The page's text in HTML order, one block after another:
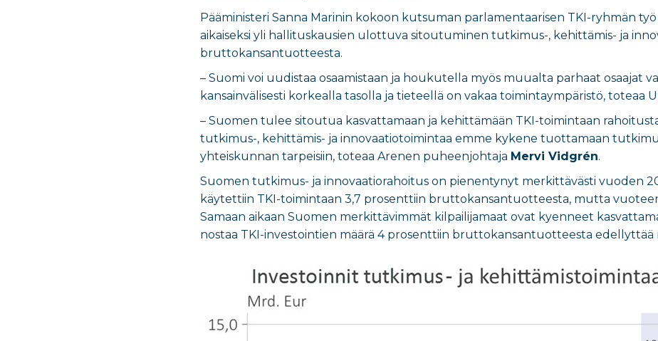
Pääministeri Sanna Marinin kokoon kutsuman parlamentaarisen TKI-ryhmän
aikaiseksi yli hallituskausien ulottuva sitoutuminen tutkimus-, kehittämis- ja
bruttokansantuotteesta.
– Suomi voi uudistaa osaamistaan ja houkutella myös muualta parhaat osaajat
kansainvälisesti korkealla tasolla ja tieteellä on vakaa toimintaympäristö, toteaa
– Suomen tulee sitoutua kasvattamaan ja kehittämään TKI-toimintaan
tutkimus-, kehittämis- ja innovaatiotoimintaa emme kykene tuottamaan
yhteiskunnan tarpeisiin, toteaa Arenen puheenjohtaja Mervi Vidgrén.
Suomen tutkimus- ja innovaatiorahoitus on pienentynyt merkittävästi vuoden
käytettiin TKI-toimintaan 3,7 prosenttiin bruttokansantuotteesta, mutta
Samaan aikaan Suomen merkittävimmät kilpailijamaat ovat kyenneet
nostaa TKI-investointien määrä 4 prosenttiin bruttokansantuotteesta edellyttää